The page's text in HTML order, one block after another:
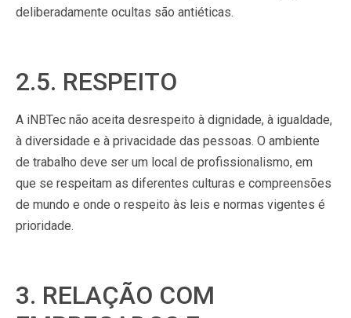
deliberadamente ocultas são antiéticas.
2.5. RESPEITO
A iNBTec não aceita desrespeito à dignidade, à igualdade,
à diversidade e à privacidade das pessoas. O ambiente
de trabalho deve ser um local de profissionalismo, em
que se respeitam as diferentes culturas e compreensões
de mundo e onde o respeito às leis e normas vigentes é
prioridade.
3. RELAÇÃO COM